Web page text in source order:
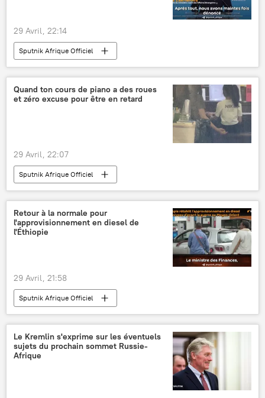
29 Avril, 22:14
Sputnik Afrique Officiel
Quand ton cours de piano a des roues
et zéro excuse pour être en retard
29 Avril, 22:07
Sputnik Afrique Officiel
Retour à la normale pour
l'approvisionnement en diesel de
l'Éthiopie
29 Avril, 21:58
Sputnik Afrique Officiel
Le Kremlin s'exprime sur les éventuels
sujets du prochain sommet Russie-
Afrique